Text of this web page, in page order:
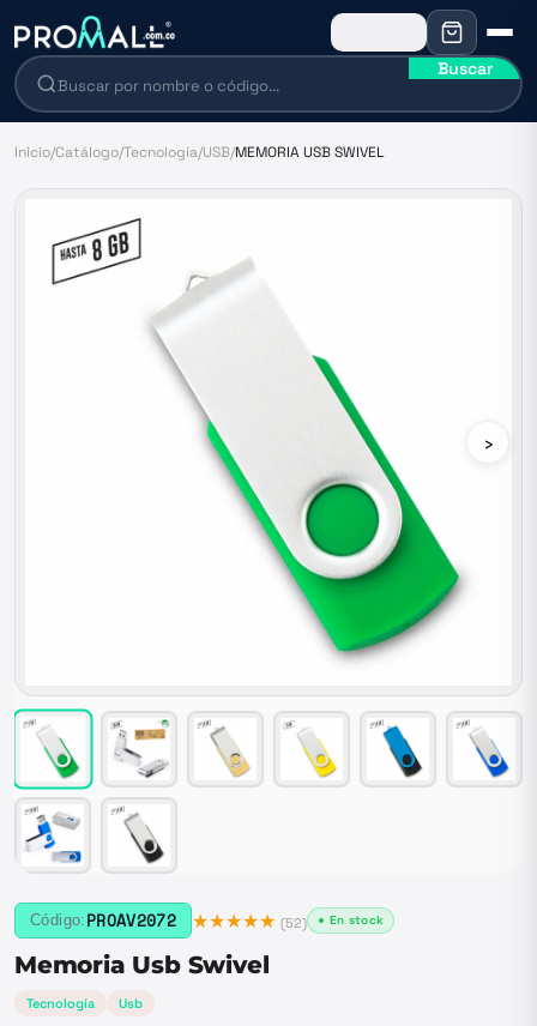
Buscar
Inicio/Catálogo/Tecnología/USB/MEMORIA USB SWIVEL
›
Código: PROAV2072 ★★★★★ (52) ● En stock
Memoria Usb Swivel
Tecnología Usb